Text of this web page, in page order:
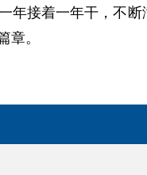
年接着一年干，不
。